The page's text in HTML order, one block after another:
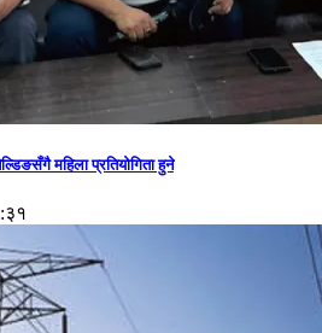
महिला प्रतियोगिता हुने